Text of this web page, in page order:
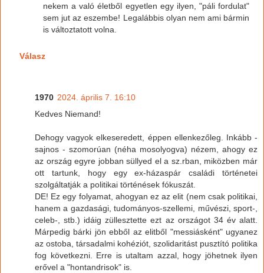
nekem a való életből egyetlen egy ilyen, "páli fordulat"
sem jut az eszembe! Legalábbis olyan nem ami bármin
is változtatott volna.
Válasz
1970 2024. április 7. 16:10
Kedves Niemand!
Dehogy vagyok elkeseredett, éppen ellenkezőleg. Inkább -
sajnos - szomorúan (néha mosolyogva) nézem, ahogy ez
az ország egyre jobban süllyed el a sz.rban, miközben már
ott tartunk, hogy egy ex-házaspár családi történetei
szolgáltatják a politikai történések fókuszát.
DE! Ez egy folyamat, ahogyan ez az elit (nem csak politikai,
hanem a gazdasági, tudományos-szellemi, művészi, sport-,
celeb-, stb.) idáig züllesztette ezt az országot 34 év alatt.
Márpedig bárki jön ebből az elitből "messiásként" ugyanez
az ostoba, társadalmi kohéziót, szolidaritást pusztító politika
fog következni. Erre is utaltam azzal, hogy jöhetnek ilyen
erővel a "hontandrisok" is.